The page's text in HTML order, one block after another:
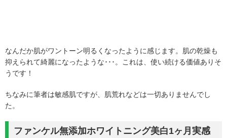
なんだか肌がワントーン明るくなったように感じます。肌の乾燥も
抑えられて綺麗になったような･･･。これは、使い続ける価値ありそ
うです！
ちなみに筆者は敏感肌ですが、肌荒れなどは一切ありませんでし
た。
ファンケル無添加ホワイトニング美白1ヶ月実感